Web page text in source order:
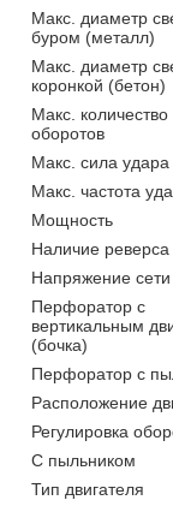
Макс. диаметр
буром (металл)
Макс. диаметр
коронкой (бетон)
Макс. количество
оборотов
Макс. сила удара
Макс. частота
Мощность
Наличие реверса
Напряжение сети
Перфоратор с
вертикальным
(бочка)
Перфоратор с
Расположение
Регулировка
С пыльником
Тип двигателя